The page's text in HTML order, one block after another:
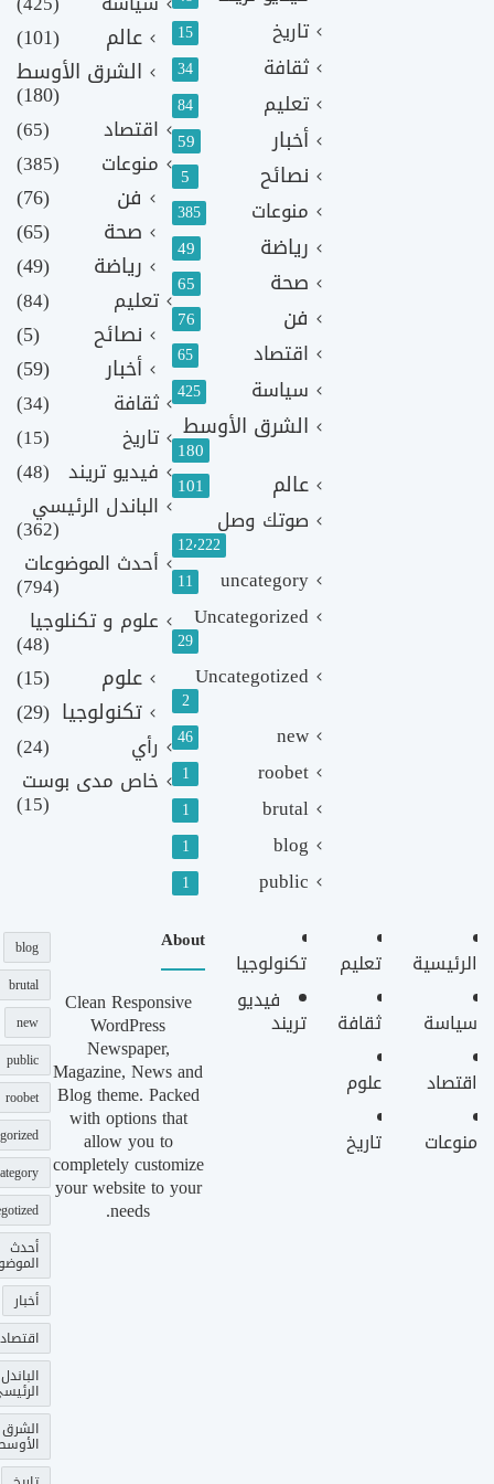
تاريخ 15
ثقافة 34
تعليم 84
أخبار 59
نصائح 5
منوعات 385
رياضة 49
صحة 65
فن 76
اقتصاد 65
سياسة 425
الشرق الأوسط
180
عالم 101
صوتك وصل
12٬222
uncategory
11
Uncategorized
29
Uncategotized
2
new
46
roobet
1
brutal
1
blog
1
public
1
عالم
(101)
الشرق الأوسط
(180)
اقتصاد
(65)
منوعات
(385)
فن
(76)
صحة
(65)
رياضة
(49)
تعليم (84)
نصائح
(5)
أخبار
(59)
ثقافة
(34)
تاريخ
(15)
فيديو تريند (48)
الباندل الرئيسي
(362)
أحدث الموضوعات
(794)
علوم و تكنلوجيا
(48)
علوم
(15)
تكنولوجيا (29)
رأي
(24)
خاص مدى بوست
(15)
الرئيسية
سياسة
اقتصاد
منوعات
تعليم
ثقافة
علوم
تاريخ
تكنولوجيا
فيديو
تريند
About
Clean Responsive
WordPress
Newspaper,
Magazine, News and
Blog theme. Packed
with options that
allow you to
completely customize
your website to your
needs.
blog
brutal
new
public
roobet
أحدث
أخبار
اقتصاد
الباندل
الشرق